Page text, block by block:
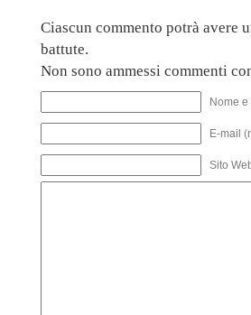
Ciascun commento potrà avere
battute.
Non sono ammessi commenti
Nome
E-mail
Sito